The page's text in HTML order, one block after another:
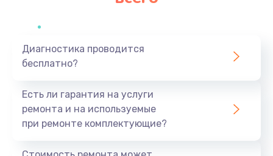
Заказать
370 руб.
Диагностика проводится
бесплатно?
Есть ли гарантия на услуги
ремонта и на используемые
при ремонте комплектующие?